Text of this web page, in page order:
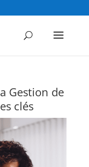
Gestion de
clés